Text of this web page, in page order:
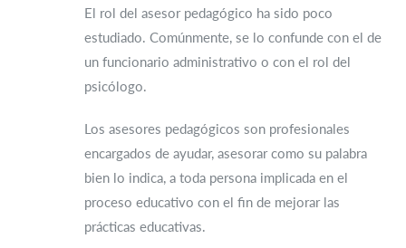
El rol del asesor pedagógico ha sido poco
estudiado. Comúnmente, se lo confunde con el de
un funcionario administrativo o con el rol del
psicólogo.
Los asesores pedagógicos son profesionales
encargados de ayudar, asesorar como su palabra
bien lo indica, a toda persona implicada en el
proceso educativo con el fin de mejorar las
prácticas educativas.